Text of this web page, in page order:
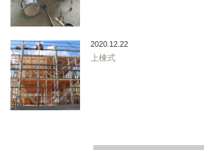
2020.12.22
上棟式